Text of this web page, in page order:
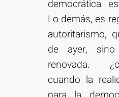
democrática
Lo demás, es
autoritarismo,
de ayer,
renovada.
cuando la